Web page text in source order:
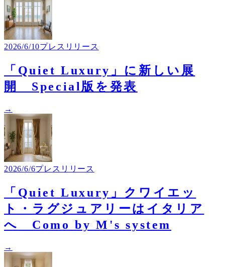
2026/6/10プレスリリース
「Quiet Luxury」に新しい展
開 Special版を発表
→
2026/6/6プレスリリース
「​Quiet Luxury」クワイエッ
ト・ラグジュアリーはイタリア
へ Como by M's system
→